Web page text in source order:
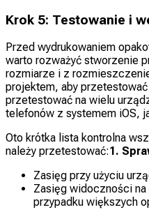
Krok 5: Testowanie i
Przed wydrukowaniem
warto rozważyć stworzenie
rozmiarze i z
projektem, aby
przetestować na wielu
telefonów z systemem iOS,
Oto krótka lista kontrolna
należy przetestować:1.
Zasięg przy użyciu
Zasięg widoczności na
przypadku większych